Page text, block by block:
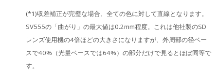
(*1)収差補正が完璧な場合、全ての色に対して直線となります。
SV555の「曲がり」の最大値は0.2mm程度。これは他社製のSD
レンズ使用機の4倍ほどの大きさになりますが、外周部の径ベー
スで40%（光量ベースでは64%）の部分だけで見るとほぼ同等で
す。